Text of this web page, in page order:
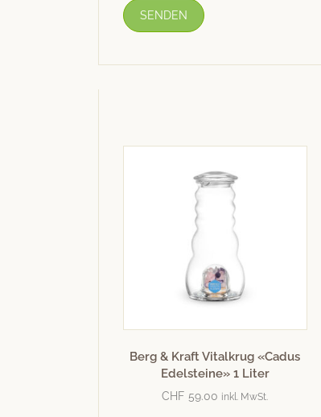
Berg & Kraft Vitalkrug «Cadus
Edelsteine» 1 Liter
CHF 59.00 inkl. MwSt.